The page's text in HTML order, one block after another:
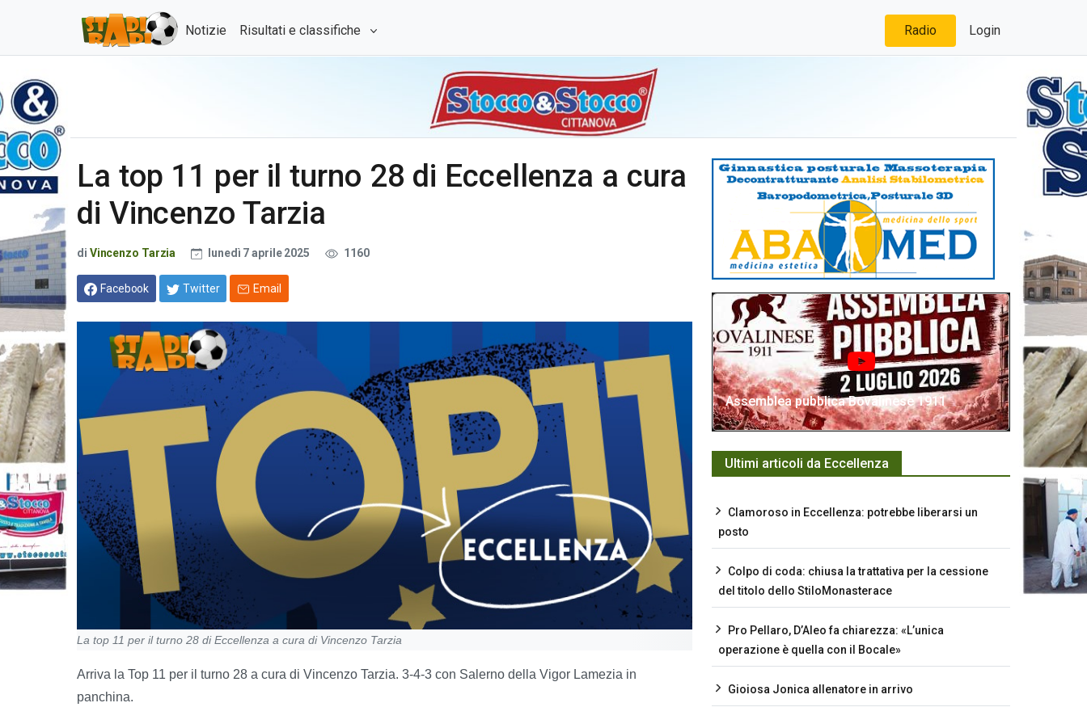
Notizie Risultati e classifiche Radio Login
La top 11 per il turno 28 di Eccellenza a cura
di Vincenzo Tarzia
di Vincenzo Tarzia lunedì 7 aprile 2025 1160
Facebook Twitter Email
La top 11 per il turno 28 di Eccellenza a cura di Vincenzo Tarzia
Arriva la Top 11 per il turno 28 a cura di Vincenzo Tarzia. 3-4-3 con Salerno della Vigor Lamezia in
panchina.
Assemblea pubblica Bovalinese 1911
Ultimi articoli da Eccellenza
Clamoroso in Eccellenza: potrebbe liberarsi un
posto
Colpo di coda: chiusa la trattativa per la cessione
del titolo dello StiloMonasterace
Pro Pellaro, D’Aleo fa chiarezza: «L’unica
operazione è quella con il Bocale»
Gioiosa Jonica allenatore in arrivo